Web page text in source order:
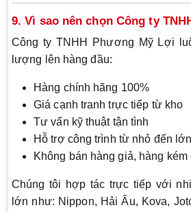
9. Vì sao nên chọn Công ty
Công ty TNHH Phương Mỹ Lợi
lượng lên hàng đầu:
Hàng chính hãng 100%
Giá cạnh tranh trực tiếp từ kho
Tư vấn kỹ thuật tận tình
Hỗ trợ công trình từ nhỏ đến lớn
Không bán hàng giả, hàng
Chúng tôi hợp tác trực tiếp với
lớn như: Nippon, Hải Âu, Kova,